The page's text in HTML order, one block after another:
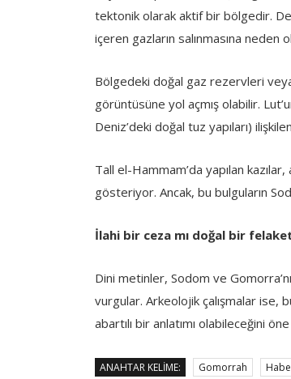
tektonik olarak aktif bir bölgedir.
içeren gazların salınmasına neden
Bölgedeki doğal gaz rezervleri
görüntüsüne yol açmış olabilir.
Deniz’deki doğal tuz yapıları)
Tall el-Hammam’da yapılan
gösteriyor. Ancak, bu bulguların
İlahi bir ceza mı doğal bir
Dini metinler, Sodom ve
vurgular. Arkeolojik çalışmalar
abartılı bir anlatımı olabileceğini
ANAHTAR KELIME: Gomorrah